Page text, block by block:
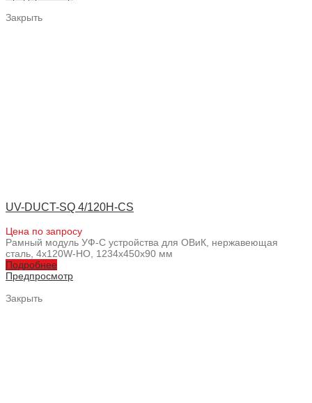
Закрыть
UV-DUCT-SQ 4/120H-CS
Цена по запросу
Рамный модуль УФ-С устройства для ОВиК, нержавеющая
сталь, 4x120W-HO, 1234x450x90 мм
Подробнее
Предпросмотр
Закрыть